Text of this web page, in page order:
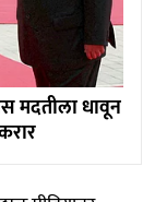
मदतीला धावून